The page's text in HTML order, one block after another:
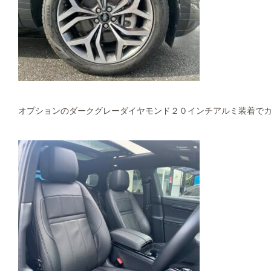
オプションのダークグレーダイヤモンド２０インチアルミ装着で